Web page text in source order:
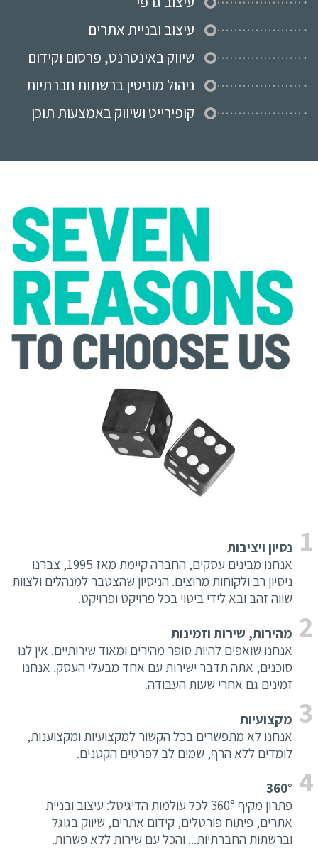
עיצוב ובניית אתרים
שיווק באינטרנט, פרסום וקידום
ניהול מוניטין ברשתות חברתיות
קופירייט ושיווק באמצעות תוכן
נסיון ויציבות
אנחנו מבינים עסקים, החברה קיימת מאז 1995, צברנו
ניסיון רב ולקוחות מרוצים. הניסיון שהצטבר למנהלים ולצוות
שווה זהב ובא לידי ביטוי בכל פרויקט ופרויקט.
מהירות, שירות וזמינות
אנחנו שואפים להיות סופר מהירים ומאוד שירותיים. אין לנו
סוכנים, אתה תדבר ישירות עם אחד מבעלי העסק. אנחנו
זמינים גם אחרי שעות העבודה.
מקצועיות
אנחנו לא מתפשרים בכל הקשור למקצועיות ומקצוענות,
לומדים ללא הרף, שמים לב לפרטים הקטנים.
360°
פתרון מקיף 360° לכל עולמות הדיגיטל: עיצוב ובניית
אתרים, פיתוח פורטלים, קידום אתרים, שיווק בגוגל
וברשתות החברתיות... והכל עם שירות ללא פשרות.